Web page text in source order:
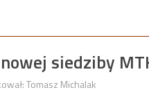
siedziby
Tomasz Michalak